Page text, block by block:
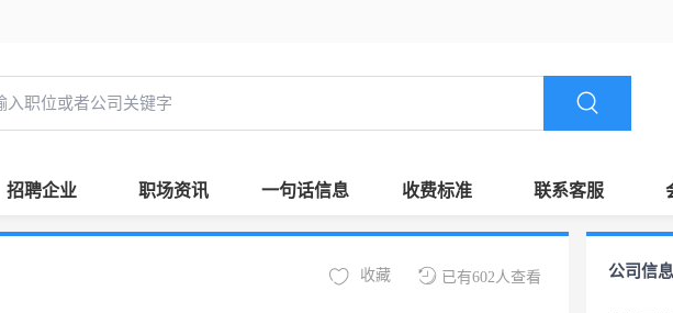
招聘企业 职场资讯 一句话信息 收费标准 联系客服
已有602人查看
收藏 公司信息